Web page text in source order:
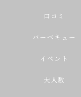
口コミ
バーベキュー
イベント
大人数